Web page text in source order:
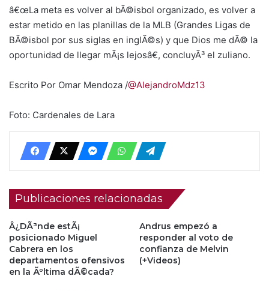
â€œLa meta es volver al bÃ©isbol organizado, es volver a
estar metido en las planillas de la MLB (Grandes Ligas de
BÃ©isbol por sus siglas en inglÃ©s) y que Dios me dÃ© la
oportunidad de llegar mÃ¡s lejosâ€, concluyÃ³ el zuliano.
Escrito Por Omar Mendoza /@AlejandroMdz13
Foto: Cardenales de Lara
Publicaciones relacionadas
Â¿DÃ³nde estÃ¡
posicionado Miguel
Cabrera en los
departamentos ofensivos
en la Ãºltima dÃ©cada?
Andrus empezó a
responder al voto de
confianza de Melvin
(+Videos)